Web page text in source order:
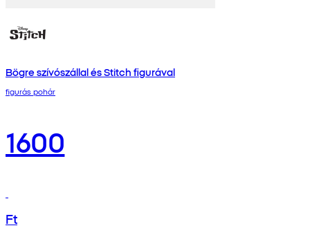
Bögre szívószállal és Stitch figurával
figurás pohár
1600
Ft